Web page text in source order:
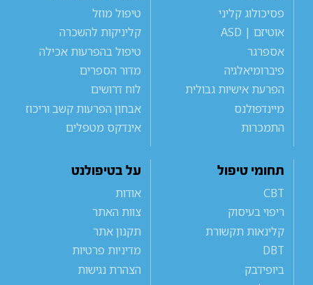
פסיכולוג קליני
אוטיזם | ASD
אספרגר
פיברומיאלגיה
הפרעת אישיות גבולית
מיינדפולנס
התמכרות
טיפול מוזל
קליניקות להשכרה
טיפול בהפרעות אכילה
מדור הספרים
לוח דרושים
אבחון הפרעות קשב וריכוז
אינדקס מטפלים
תחומי טיפול
CBT
ריפוי בעיסוק
קלינאות תקשורת
DBT
ביופידבק
על בטיפולנט
אודות
צוות האתר
תקנון אתר
מדיניות פרטיות
הצהרת נגישות